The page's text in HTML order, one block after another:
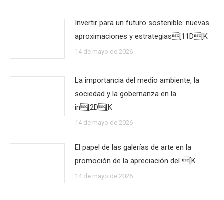
Invertir para un futuro sostenible: nuevas
aproximaciones y estrategias[11D[K
14 de mayo de 2026
La importancia del medio ambiente, la
sociedad y la gobernanza en la
in[2D[K
14 de mayo de 2026
El papel de las galerías de arte en la
promoción de la apreciación del [K
14 de mayo de 2026